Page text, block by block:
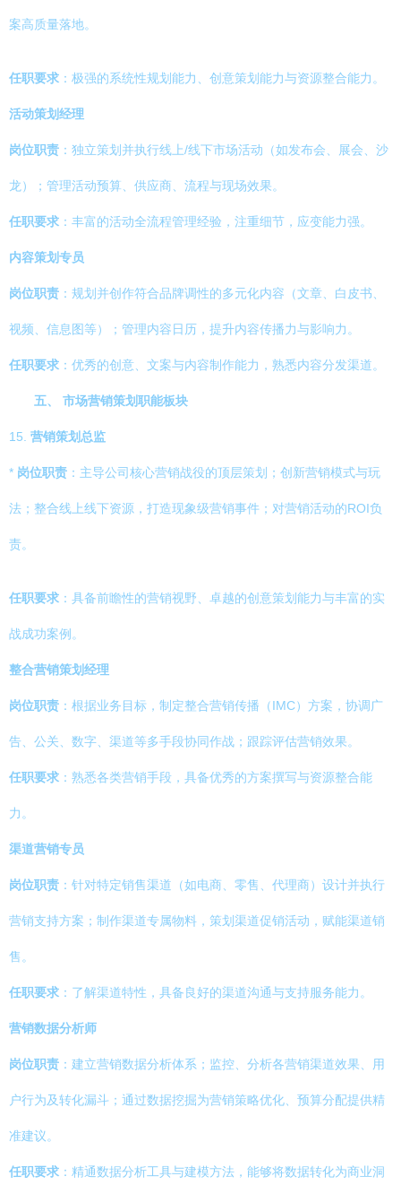
案高质量落地。
任职要求 ：极强的系统性规划能力、创意策划能力与资源整合能力。
活动策划经理
岗位职责 ：独立策划并执行线上/线下市场活动（如发布会、展会、沙
龙）；管理活动预算、供应商、流程与现场效果。
任职要求 ：丰富的活动全流程管理经验，注重细节，应变能力强。
内容策划专员
岗位职责 ：规划并创作符合品牌调性的多元化内容（文章、白皮书、
视频、信息图等）；管理内容日历，提升内容传播力与影响力。
任职要求 ：优秀的创意、文案与内容制作能力，熟悉内容分发渠道。
五、 市场营销策划职能板块
15. 营销策划总监
* 岗位职责 ：主导公司核心营销战役的顶层策划；创新营销模式与玩
法；整合线上线下资源，打造现象级营销事件；对营销活动的ROI负
责。
任职要求 ：具备前瞻性的营销视野、卓越的创意策划能力与丰富的实
战成功案例。
整合营销策划经理
岗位职责 ：根据业务目标，制定整合营销传播（IMC）方案，协调广
告、公关、数字、渠道等多手段协同作战；跟踪评估营销效果。
任职要求 ：熟悉各类营销手段，具备优秀的方案撰写与资源整合能
力。
渠道营销专员
岗位职责 ：针对特定销售渠道（如电商、零售、代理商）设计并执行
营销支持方案；制作渠道专属物料，策划渠道促销活动，赋能渠道销
售。
任职要求 ：了解渠道特性，具备良好的渠道沟通与支持服务能力。
营销数据分析师
岗位职责 ：建立营销数据分析体系；监控、分析各营销渠道效果、用
户行为及转化漏斗；通过数据挖掘为营销策略优化、预算分配提供精
准建议。
任职要求 ：精通数据分析工具与建模方法，能够将数据转化为商业洞